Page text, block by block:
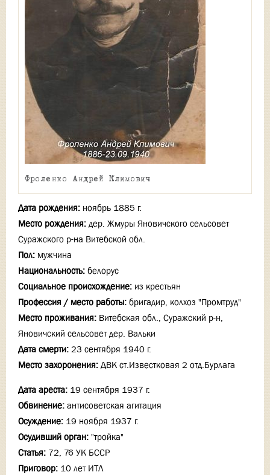
Фроленко Андрей Климович
Дата рождения: ноябрь 1885 г.
Место рождения: дер. Жмуры Яновичского сельсовет
Суражского р-на Витебской обл.
Пол: мужчина
Национальность: белорус
Социальное происхождение: из крестьян
Профессия / место работы: бригадир, колхоз "Промтруд"
Место проживания: Витебская обл., Суражский р-н,
Яновичский сельсовет дер. Вальки
Дата смерти: 23 сентября 1940 г.
Место захоронения: ДВК ст.Известковая 2 отд.Бурлага
Дата ареста: 19 сентября 1937 г.
Обвинение: антисоветская агитация
Осуждение: 19 ноября 1937 г.
Осудивший орган: "тройка"
Статья: 72, 76 УК БССР
Приговор: 10 лет ИТЛ